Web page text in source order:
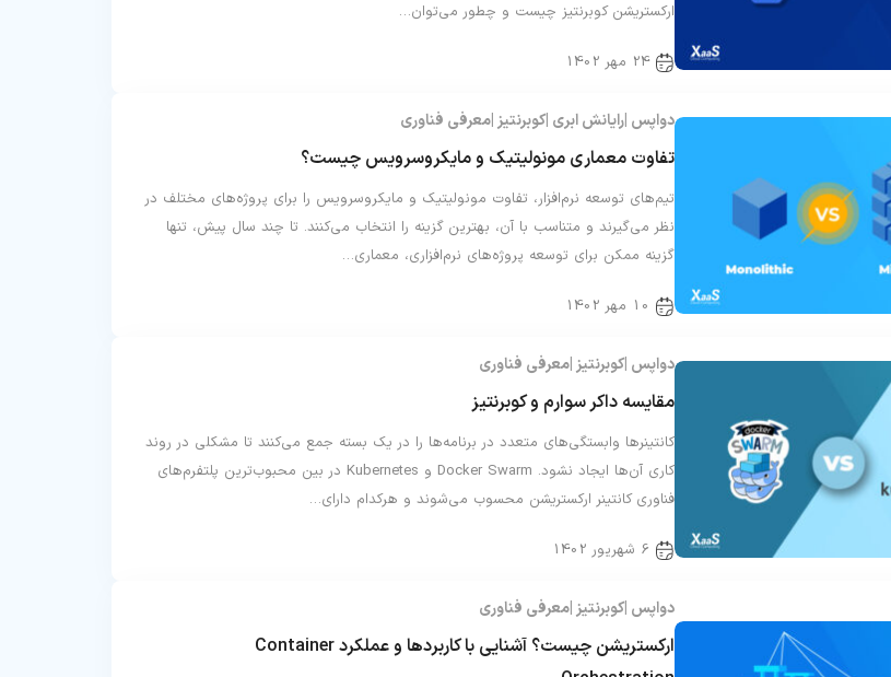
ارکستریشن کوبرنتیز چیست و چطور می‌توان…
24 مهر 1402
تفاوت معماری مونولیتیک و مایکروسرویس چیست؟
تیم‌های توسعه نرم‌افزار، تفاوت مونولیتیک و مایکروسرویس را برای پروژه‌های مختلف در
نظر می‌گیرند و متناسب با آن، بهترین گزینه را انتخاب می‌کنند. تا چند سال پیش، تنها
گزینه ممکن برای توسعه پروژه‌های نرم‌افزاری، معماری…
دواپس رایانش ابری کوبرنتیز معرفی فناوری
10 مهر 1402
مقایسه داکر سوارم و کوبرنتیز
کانتینرها وابستگی‌های متعدد در برنامه‌ها را در یک بسته جمع می‌کنند تا مشکلی در روند
کاری آن‌ها ایجاد نشود. Docker Swarm و Kubernetes در بین محبوب‌ترین پلتفرم‌های
فناوری کانتینر ارکستریشن محسوب می‌شوند و هرکدام دارای…
دواپس کوبرنتیز معرفی فناوری
6 شهریور 1402
ارکستریشن چیست؟ آشنایی با کاربردها و عملکرد Container
دواپس کوبرنتیز معرفی فناوری